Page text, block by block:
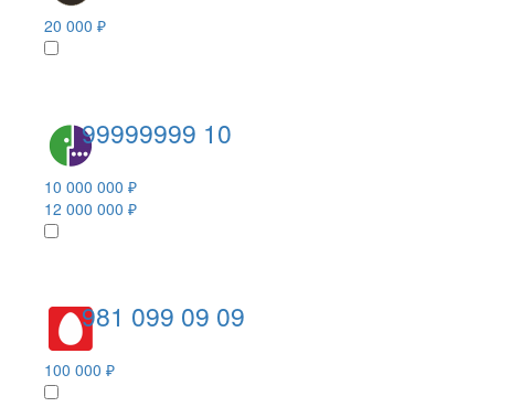
20 000 ₽
99999999 10
10 000 000 ₽
12 000 000 ₽
981 099 09 09
100 000 ₽